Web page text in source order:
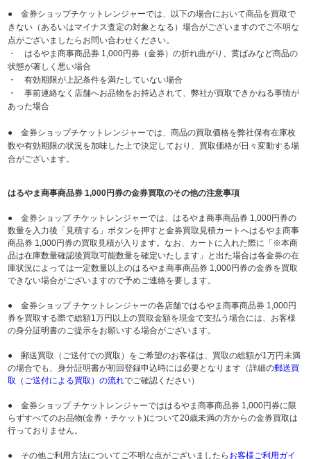
● 金券ショップチケットレンジャーでは、以下の場合において商品を買取で
きない（あるいはマイナス査定の対象となる）場合がございますのでご不明な
点がございましたらお問い合わせください。
・ はるやま商事商品券 1,000円券（金券）の折れ曲がり、黄ばみなど商品の
状態が著しく悪い場合
・ 有効期限が上記条件を満たしていない場合
・ 事前連絡なく店舗へお品物をお持込されて、弊社が買取できかねる事情が
あった場合
● 金券ショップチケットレンジャーでは、商品の買取価格を弊社保有在庫枚
数や有効期限の状況を加味した上で決定しており、買取価格が日々変動する場
合がございます。
はるやま商事商品券 1,000円券の金券買取のその他の注意事項
● 金券ショップ チケットレンジャーでは、はるやま商事商品券 1,000円券の
数量を入力後「見積する」ボタンを押すと金券買取見積カートへはるやま商事
商品券 1,000円券の買取見積が入ります。なお、カートに入れた際に「※本商
品は在庫数量確認後買取可能数量を確定いたします」と出た場合は各金券の在
庫状況によっては一定数量以上のはるやま商事商品券 1,000円券の金券を買取
できない場合がございますので予めご連絡を要します。
● 金券ショップ チケットレンジャーの各店舗ではるやま商事商品券 1,000円
券を買取する際で総額1万円以上の買取金額を現金で支払う場合には、お客様
の身分証明書のご提示をお願いする場合がございます。
● 郵送買取（ご送付での買取）をご希望のお客様は、買取の総額が1万円未満
の場合でも、身分証明書が初回登録申込時には必要となります（詳細の郵送買
取（ご送付による買取）の流れでご確認ください）
● 金券ショップ チケットレンジャーでははるやま商事商品券 1,000円券に限
らずすべてのお品物(金券・チケット)について20歳未満の方からの金券買取は
行っておりません。
● その他ご利用方法についてご不明な点がございましたら お客様ご利用ガイ